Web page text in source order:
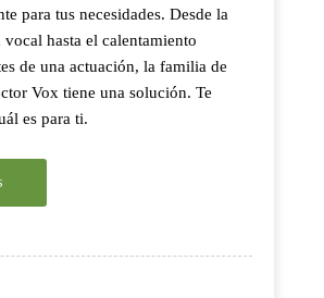
para tus necesidades. Desde la
hasta el calentamiento
de una actuación, la familia de
Vox tiene una solución. Te
es para ti.